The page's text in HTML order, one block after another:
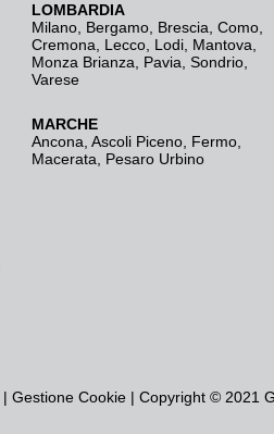
LOMBARDIA
Milano Bergamo Brescia, Como
Cremona
Lecco Lodi Mantova
Monza Brianza
Pavia Sondrio
Varese
MARCHE
Ancona Ascoli Piceno Fermo
Macerata
Pesaro Urbino
| Gestione Cookie | Copyright © 2021